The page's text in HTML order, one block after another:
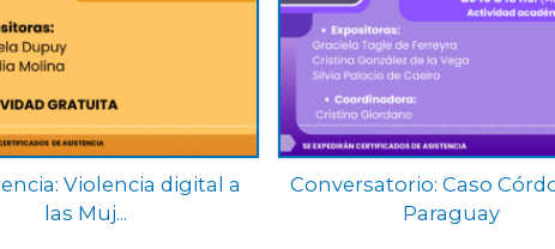
Violencia digital a
las Muj...
en
la
página
de
producto
Conversatorio: Caso
Paraguay
se
pueden
la
página
producto